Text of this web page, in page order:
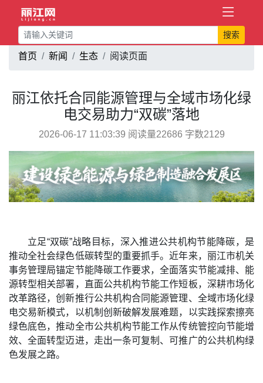
搜索
首页 新闻 生态 阅读页面
丽江依托合同能源管理与全域市场化绿
电交易助力“双碳”落地
2026-06-17 11:03:39 阅读量22686 字数2129
立足“双碳”战略目标，深入推进公共机构节能降碳，是
推动全社会绿色低碳转型的重要抓手。近年来，丽江市机关
事务管理局锚定节能降碳工作要求，全面落实节能减排、能
源转型相关部署，直面公共机构节能工作短板，深耕市场化
改革路径，创新推行公共机构合同能源管理、全域市场化绿
电交易新模式，以机制创新破解发展难题，以实践探索擦亮
绿色底色，推动全市公共机构节能工作从传统管控向节能增
效、全面转型迈进，走出一条可复制、可推广的公共机构绿
色发展之路。